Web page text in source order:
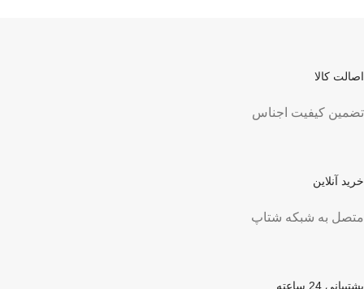
اصالت کالا
تضمین کیفیت اجناس
خرید آنلاین
متصل به شبکه شتاپ
پشتیبانی 24 ساعته